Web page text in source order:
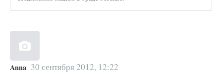
Anna 30 сентября 2012, 12:22